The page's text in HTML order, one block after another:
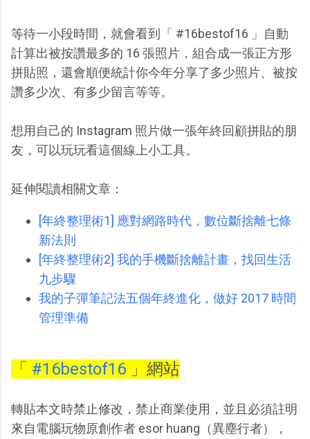
等待一小段時間，就會看到「 #16bestof16 」自動
計算出被按讚最多的 16 張照片，組合成一張正方形
拼貼照，還會順便統計你今年分享了多少照片、被按
讚多少次、有多少留言等等。
想用自己的 Instagram 照片做一張年終回顧拼貼的朋
友，可以玩玩看這個線上小工具。
延伸閱讀相關文章：
[年終整理術1] 應對網路時代，數位斷捨離七條
新法則
[年終整理術2] 我的手機斷捨離計畫，找回生活
九步驟
我的子彈筆記法五個年終進化，做好 2017 時間
管理準備
「 #16bestof16 」網站
轉貼本文時禁止修改，禁止商業使用，並且必須註明
來自電腦玩物原創作者 esor huang（異塵行者），